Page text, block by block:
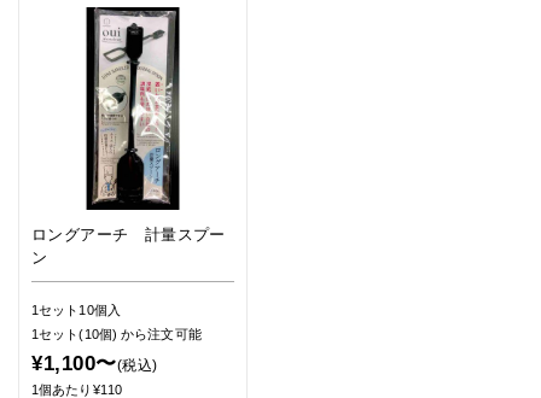
ロングアーチ 計量スプー
ン
1セット10個入
1セット(10個)から注文可能
¥1,100〜(税込)
1個あたり¥110